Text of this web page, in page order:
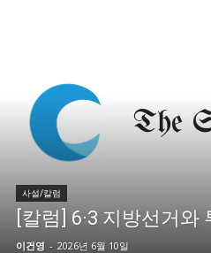
시 문학 (문학산책)
보도 사진
지역 & 글로벌 뉴스
서울전역 인천지역
시 문학 (문학산책)
보도 사진
지역 & 글로벌 뉴스
서울전역 인천지역
사설/칼럼
[칼럼] 6·3 지방선거와
이건영 - 2026년 6월 10일